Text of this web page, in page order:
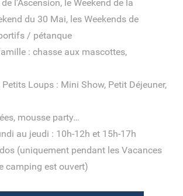
l’Ascension, le Weekend de la
du 30 Mai, les Weekends de
/ pétanque
: chasse aux mascottes,
Petits Loups : Mini Show, Petit Déjeuner,
mousse party…
au jeudi : 10h-12h et 15h-17h
(uniquement pendant les Vacances
camping est ouvert)